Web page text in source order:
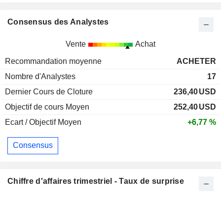
Consensus des Analystes
Vente Achat
Recommandation moyenne
ACHETER
Nombre d'Analystes
17
Dernier Cours de Cloture
236,40USD
Objectif de cours Moyen
252,40USD
Ecart / Objectif Moyen
+6,77 %
Consensus
Chiffre d'affaires trimestriel - Taux de surprise